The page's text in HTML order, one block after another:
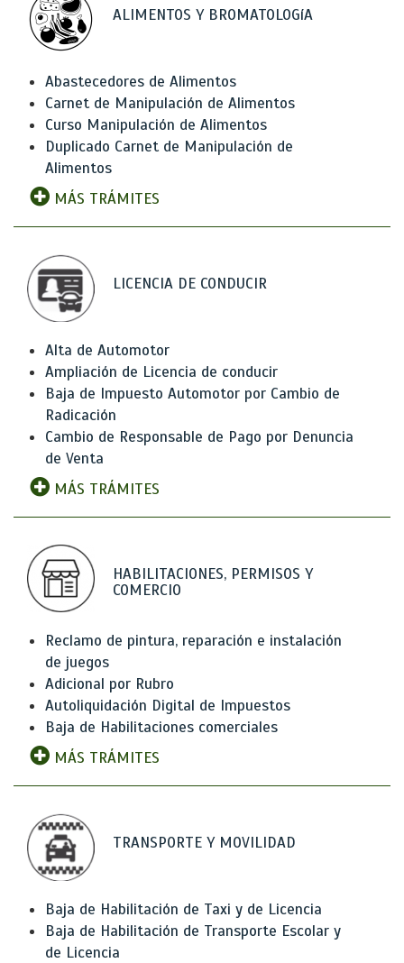
ALIMENTOS Y BROMATOLOGíA
Abastecedores de Alimentos
Carnet de Manipulación de Alimentos
Curso Manipulación de Alimentos
Duplicado Carnet de Manipulación de
Alimentos
MÁS TRÁMITES
LICENCIA DE CONDUCIR
Alta de Automotor
Ampliación de Licencia de conducir
Baja de Impuesto Automotor por Cambio de
Radicación
Cambio de Responsable de Pago por Denuncia
de Venta
MÁS TRÁMITES
HABILITACIONES, PERMISOS Y
COMERCIO
Reclamo de pintura, reparación e instalación
de juegos
Adicional por Rubro
Autoliquidación Digital de Impuestos
Baja de Habilitaciones comerciales
MÁS TRÁMITES
TRANSPORTE Y MOVILIDAD
Baja de Habilitación de Taxi y de Licencia
Baja de Habilitación de Transporte Escolar y
de Licencia